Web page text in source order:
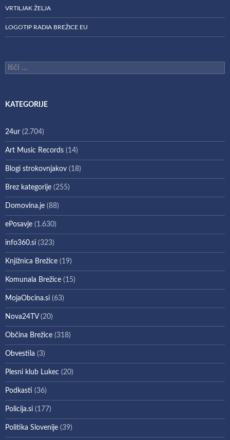
VRTILJAK ŽELJA
LOGOTIP RADIA BREŽICE EU
Išči:
KATEGORIJE
24ur (2.704)
Art Music Records (14)
Blogi strokovnjakov (18)
Brez kategorije (255)
Domovina.je (88)
ePosavje (1.630)
info360.si (323)
Knjižnica Brežice (19)
Komunala Brežice (15)
MojaObcina.si (63)
Nova24TV(20)
Občina Brežice (318)
Obvestila (3)
Plesni klub Lukec (20)
Podkasti (36)
Policija.si (177)
Politika Slovenije (39)